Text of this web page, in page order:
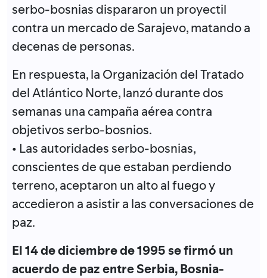
serbo-bosnias dispararon un proyectil
contra un mercado de Sarajevo, matando a
decenas de personas.
En respuesta, la Organización del Tratado
del Atlántico Norte, lanzó durante dos
semanas una campaña aérea contra
objetivos serbo-bosnios.
• Las autoridades serbo-bosnias,
conscientes de que estaban perdiendo
terreno, aceptaron un alto al fuego y
accedieron a asistir a las conversaciones de
paz.
El 14 de diciembre de 1995 se firmó un
acuerdo de paz entre Serbia, Bosnia-